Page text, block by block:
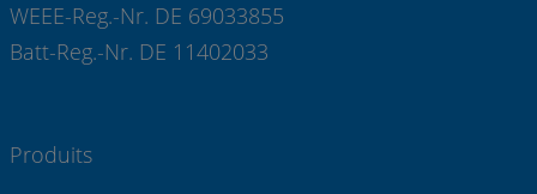
WEEE-Reg.-Nr. DE 69033855
Batt-Reg.-Nr. DE 11402033
Produits